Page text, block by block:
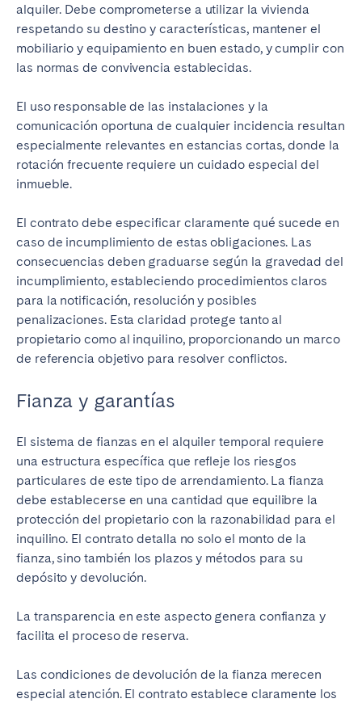
alquiler. Debe comprometerse a utilizar la vivienda
respetando su destino y características, mantener el
mobiliario y equipamiento en buen estado, y cumplir con
las normas de convivencia establecidas.
El uso responsable de las instalaciones y la
comunicación oportuna de cualquier incidencia resultan
especialmente relevantes en estancias cortas, donde la
rotación frecuente requiere un cuidado especial del
inmueble.
El contrato debe especificar claramente qué sucede en
caso de incumplimiento de estas obligaciones. Las
consecuencias deben graduarse según la gravedad del
incumplimiento, estableciendo procedimientos claros
para la notificación, resolución y posibles
penalizaciones. Esta claridad protege tanto al
propietario como al inquilino, proporcionando un marco
de referencia objetivo para resolver conflictos.
Fianza y garantías
El sistema de fianzas en el alquiler temporal requiere
una estructura específica que refleje los riesgos
particulares de este tipo de arrendamiento. La fianza
debe establecerse en una cantidad que equilibre la
protección del propietario con la razonabilidad para el
inquilino. El contrato detalla no solo el monto de la
fianza, sino también los plazos y métodos para su
depósito y devolución.
La transparencia en este aspecto genera confianza y
facilita el proceso de reserva.
Las condiciones de devolución de la fianza merecen
especial atención. El contrato establece claramente los